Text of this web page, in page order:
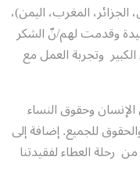
المغرب، اليمن)،
وقدمت لهم/نّ الشكر
وتجربة العمل مع
وحقوق النساء
للجميع. إضافة إلى
العطاء لفقيدتنا